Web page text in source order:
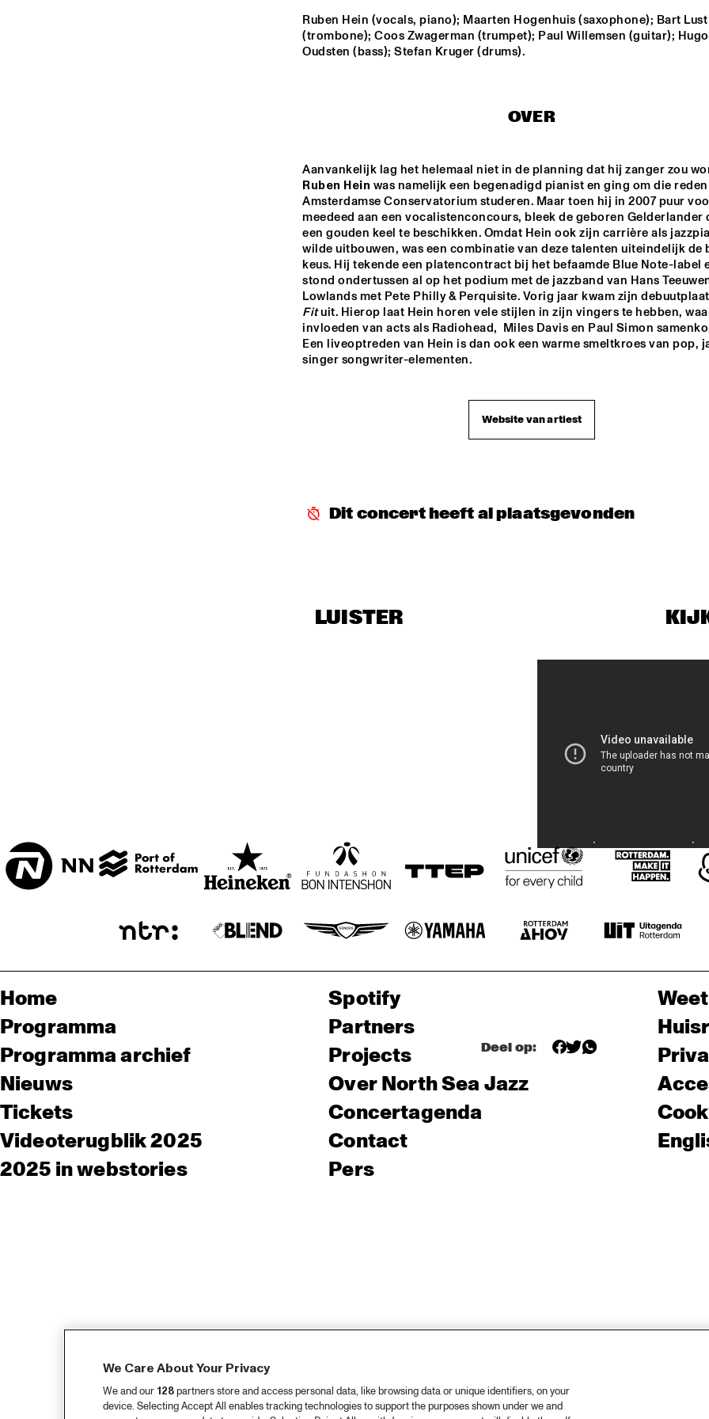
CONCERT BIG
BAND
CONSERVATORIU
KRIS BERRY
DULFER 7.0 SERVER
17:00 17:30 18:00 18:30 19:00 19:30 20:00 20:30
AMBRASSBAND AMBRASSBAND
Ruben Hein (vocals, piano); Maarten Hogenhuis (saxophone); Bart Lust
(trombone); Coos Zwagerman (trumpet); Paul Willemsen (guitar);
Oudsten (bass); Stefan Kruger (drums).
OVER
Ruben Hein was namelijk een begenadigd pianist en ging om die
Amsterdamse Conservatorium studeren. Maar toen hij in 2007 puur
meedeed aan een vocalistenconcours, bleek de geboren Gelderlander
een gouden keel te beschikken. Omdat Hein ook zijn carrière als
wilde uitbouwen, was een combinatie van deze talenten uiteindelijk de
keus. Hij tekende een platencontract bij het befaamde Blue Note-label
stond ondertussen al op het podium met de jazzband van Hans
Lowlands met Pete Philly & Perquisite. Vorig jaar kwam zijn
Fit uit. Hierop laat Hein horen vele stijlen in zijn vingers te hebben,
invloeden van acts als Radiohead,  Miles Davis en Paul Simon
Een liveoptreden van Hein is dan ook een warme smeltkroes van pop,
singer songwriter-elementen.
Website van artiest
Dit concert heeft al plaatsgevonden
LUISTER
Deel op:
Home
Programma
Programma archief
Nieuws
Tickets
Videoterugblik 2025
2025 in webstories
Spotify
Partners
Projects
Over North Sea Jazz
Concertagenda
Contact
Pers
We Care About Your Privacy
We and our 128partners store and access personal data, like browsing data or unique identifiers, on your
device. Selecting Accept All enables tracking technologies to support the purposes shown under we and